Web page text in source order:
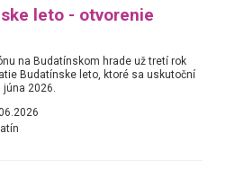
leto - otvorenie
na Budatínskom hrade už tretí rok
Budatínske leto, ktoré sa uskutoční
júna 2026.